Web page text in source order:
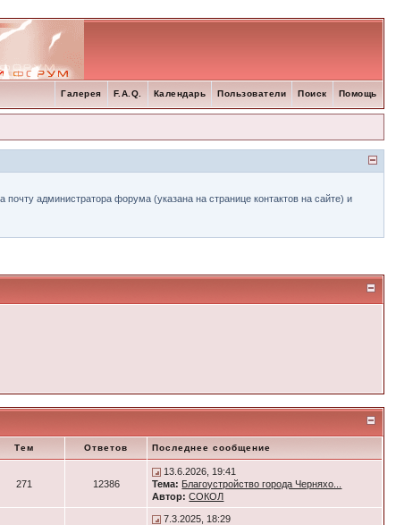
Помощь
Поиск
Пользователи
Календарь
F.A.Q.
Галерея
администратора форума (указана на странице контактов на сайте) и
Тем Ответов Последнее сообщение
271 12386
13.6.2026, 19:41
Тема: Благоустройство города Черняхо...
Автор: СОКОЛ
7.3.2025, 18:29